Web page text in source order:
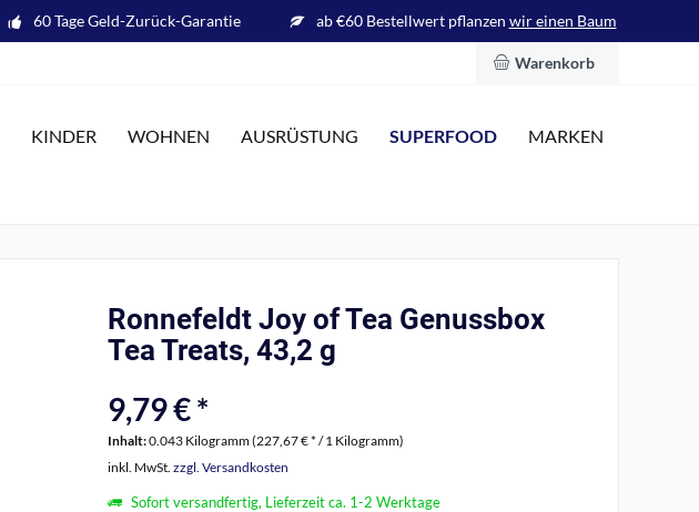
60 Tage Geld-Zurück-Garantie ab €60 Bestellwert pflanzen wir einen Baum
Warenkorb
KINDER WOHNEN AUSRÜSTUNG SUPERFOOD MARKEN
Ronnefeldt Joy of Tea Genussbox
Tea Treats, 43,2 g
9,79 € *
Inhalt:0.043 Kilogramm (227,67 € * / 1 Kilogramm)
inkl. MwSt. zzgl. Versandkosten
Sofort versandfertig, Lieferzeit ca. 1-2 Werktage